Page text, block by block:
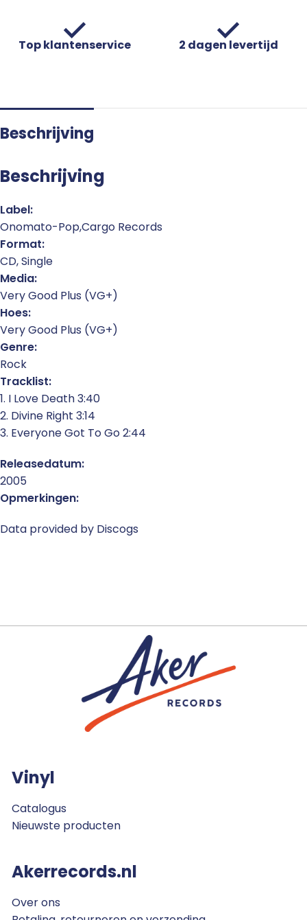
Top klantenservice 2 dagen levertijd
Beschrijving
Beschrijving
Label:
Onomato-Pop,Cargo Records
Format:
CD, Single
Media:
Very Good Plus (VG+)
Hoes:
Very Good Plus (VG+)
Genre:
Rock
Tracklist:
1. I Love Death 3:40
2. Divine Right 3:14
3. Everyone Got To Go 2:44
Releasedatum:
2005
Opmerkingen:
Data provided by Discogs
Vinyl
Catalogus
Nieuwste producten
Akerrecords.nl
Over ons